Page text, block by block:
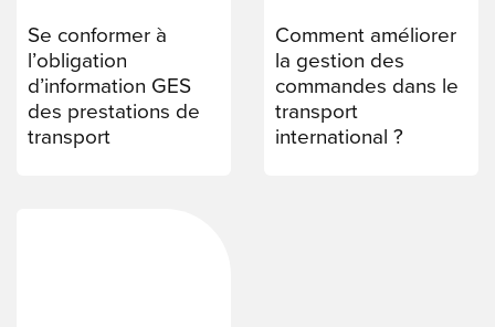
Se conformer à
l’obligation
d’information GES
des prestations de
transport
Comment améliorer
la gestion des
commandes dans le
transport
international ?